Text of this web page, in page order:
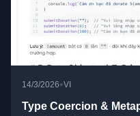
14/3/2026•VI
Type Coercion &